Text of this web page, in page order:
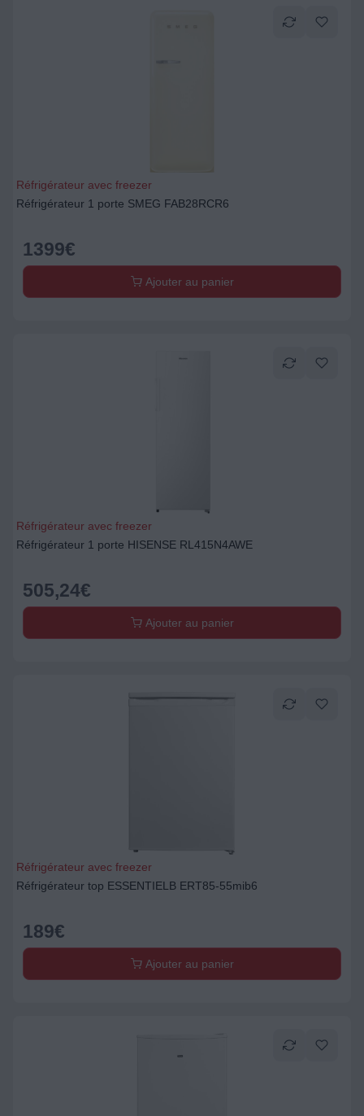
Réfrigérateur avec freezer
Réfrigérateur 1 porte SMEG FAB28RCR6
1399€
Ajouter au panier
Réfrigérateur avec freezer
Réfrigérateur 1 porte HISENSE RL415N4AWE
505,24€
Ajouter au panier
Réfrigérateur avec freezer
Réfrigérateur top ESSENTIELB ERT85-55mib6
189€
Ajouter au panier